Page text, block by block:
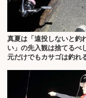
真夏は「遠投しないと釣
い」の先入観は捨てる
元だけでもカサゴは釣れ